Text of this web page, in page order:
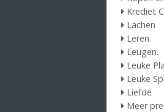
Krediet
Lachen
Leren.
Leugen.
Leuke
Leuke
Liefde
Meer